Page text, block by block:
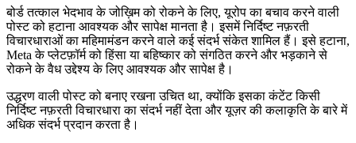
बोर्ड तत्काल भेदभाव के जोख़िम को रोकने के लिए, यूरोप का बचाव करने वाली
पोस्ट को हटाना आवश्यक और सापेक्ष मानता है। इसमें निर्दिष्ट नफ़रती
विचारधाराओं का महिमामंडन करने वाले कई संदर्भ संकेत शामिल हैं। इसे हटाना,
Meta के प्लेटफ़ॉर्म को हिंसा या बहिष्कार को संगठित करने और भड़काने से
रोकने के वैध उद्देश्य के लिए आवश्यक और सापेक्ष है।
उद्धरण वाली पोस्ट को बनाए रखना उचित था, क्योंकि इसका कंटेंट किसी
निर्दिष्ट नफ़रती विचारधारा का संदर्भ नहीं देता और यूज़र की कलाकृति के बारे में
अधिक संदर्भ प्रदान करता है।